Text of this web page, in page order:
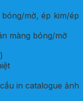
mờ, ép kim/ép
màng bóng/mờ
in catalogue ảnh